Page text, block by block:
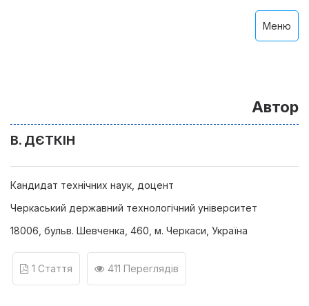
Меню
Автор
В. ДЄТКІН
Кандидат технічних наук, доцент
Черкаський державний технологічний університет
18006, бульв. Шевченка, 460, м. Черкаси, Україна
1 Стаття 411 Переглядів